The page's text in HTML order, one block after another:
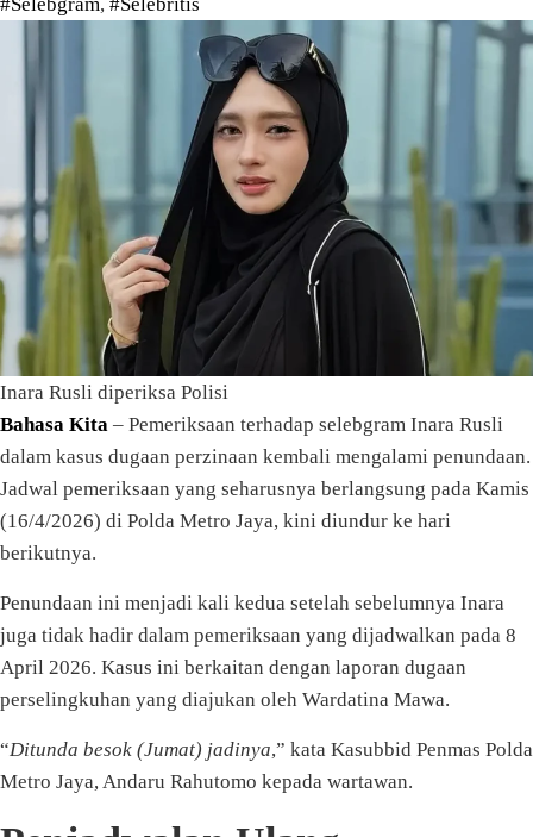
Inara Rusli diperiksa Polisi
Bahasa Kita – Pemeriksaan terhadap selebgram Inara Rusli
dalam kasus dugaan perzinaan kembali mengalami penundaan.
Jadwal pemeriksaan yang seharusnya berlangsung pada Kamis
(16/4/2026) di Polda Metro Jaya, kini diundur ke hari
berikutnya.
Penundaan ini menjadi kali kedua setelah sebelumnya Inara
juga tidak hadir dalam pemeriksaan yang dijadwalkan pada 8
April 2026. Kasus ini berkaitan dengan laporan dugaan
perselingkuhan yang diajukan oleh Wardatina Mawa.
“Ditunda besok (Jumat) jadinya,” kata Kasubbid Penmas Polda
Metro Jaya, Andaru Rahutomo kepada wartawan.